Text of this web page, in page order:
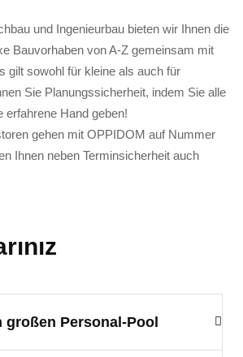
und Ingenieurbau bieten wir Ihnen die
Bauvorhaben von A-Z gemeinsam mit
gilt sowohl für kleine als auch für
Sie Planungssicherheit, indem Sie alle
erfahrene Hand geben!
gehen mit OPPIDOM auf Nummer
Ihnen neben Terminsicherheit auch
Personal-Pool